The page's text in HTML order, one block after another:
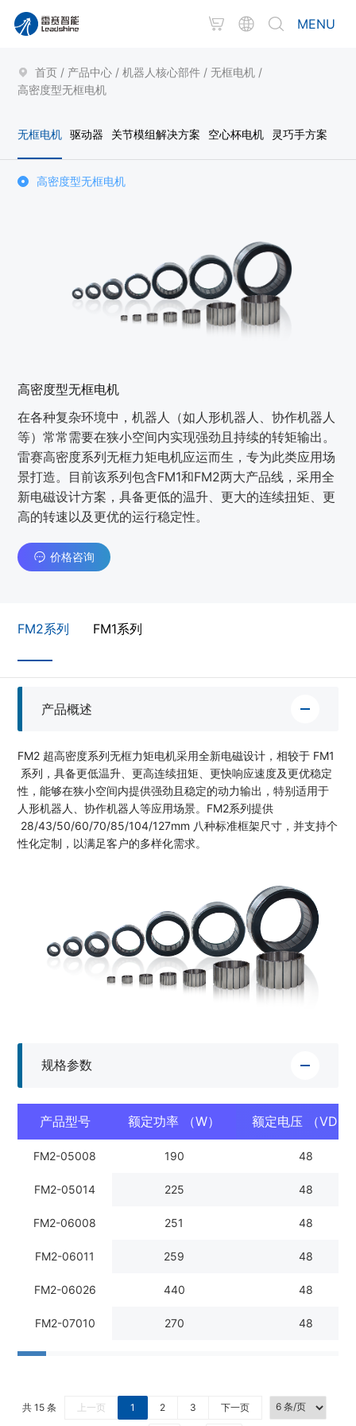
MENU
首页 / 产品中心 / 机器人核心部件 / 无框电机 /
高密度型无框电机
无框电机 驱动器 关节模组解决方案 空心杯电机 灵巧手方案
高密度型无框电机
高密度型无框电机
在各种复杂环境中，机器人（如人形机器人、协作机器人
等）常常需要在狭小空间内实现强劲且持续的转矩输出。
雷赛高密度系列无框力矩电机应运而生，专为此类应用场
景打造。目前该系列包含FM1和FM2两大产品线，采用全
新电磁设计方案，具备更低的温升、更大的连续扭矩、更
高的转速以及更优的运行稳定性。
价格咨询
FM2系列 FM1系列
产品概述
FM2 超高密度系列无框力矩电机采用全新电磁设计，相较于 FM1
系列，具备更低温升、更高连续扭矩、更快响应速度及更优稳定
性，能够在狭小空间内提供强劲且稳定的动力输出，特别适用于
人形机器人、协作机器人等应用场景。FM2系列提供
28/43/50/60/70/85/104/127mm 八种标准框架尺寸，并支持个
性化定制，以满足客户的多样化需求。
规格参数
产品型号 额定功率 （W） 额定电压 （VDC
FM2-05008 190 48
FM2-05014 225 48
FM2-06008 251 48
FM2-06011 259 48
FM2-06026 440 48
FM2-07010 270 48
共 15 条 上一页 1 2 3 下一页